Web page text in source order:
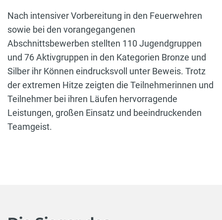
Nach intensiver Vorbereitung in den Feuerwehren
sowie bei den vorangegangenen
Abschnittsbewerben stellten 110 Jugendgruppen
und 76 Aktivgruppen in den Kategorien Bronze und
Silber ihr Können eindrucksvoll unter Beweis. Trotz
der extremen Hitze zeigten die Teilnehmerinnen und
Teilnehmer bei ihren Läufen hervorragende
Leistungen, großen Einsatz und beeindruckenden
Teamgeist.